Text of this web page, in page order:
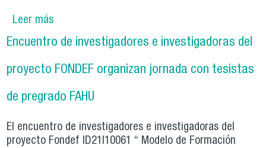
Leer mássobre Proyecto Fondef impulsado por
académicas y académicos del departamento de
educación inicia segunda etapa de ejecución
Encuentro de investigadores e investigadoras del
proyecto FONDEF organizan jornada con tesistas
de pregrado FAHU
El encuentro de investigadores e investigadoras del
proyecto Fondef ID21I10061 “ Modelo de Formación